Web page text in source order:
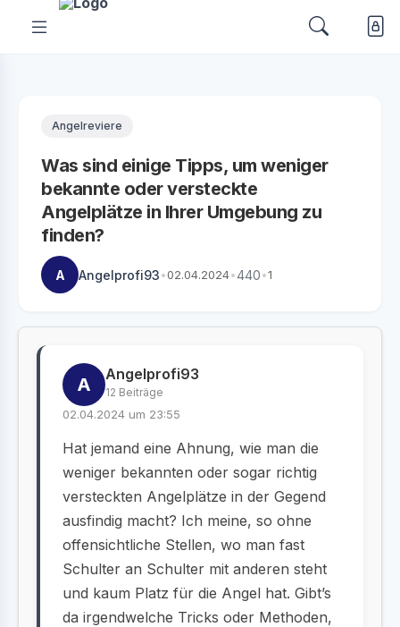
Angelreviere
Was sind einige Tipps, um weniger
bekannte oder versteckte
Angelplätze in Ihrer Umgebung zu
finden?
A Angelprofi93•02.04.2024•440•1
A Angelprofi93
12 Beiträge
02.04.2024 um 23:55
Hat jemand eine Ahnung, wie man die
weniger bekannten oder sogar richtig
versteckten Angelplätze in der Gegend
ausfindig macht? Ich meine, so ohne
offensichtliche Stellen, wo man fast
Schulter an Schulter mit anderen steht
und kaum Platz für die Angel hat. Gibt’s
da irgendwelche Tricks oder Methoden,